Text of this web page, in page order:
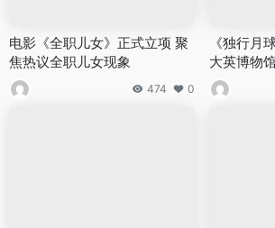
电影《全职儿女》正式立项 聚
焦热议全职儿女现象
474 0
《独行月
大英博物